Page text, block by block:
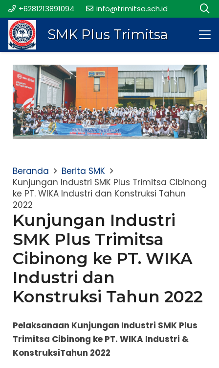
+6281213891094 info@trimitsa.sch.id
SMK Plus Trimitsa
Beranda
Berita SMK
Kunjungan Industri SMK Plus Trimitsa Cibinong
ke PT. WIKA Industri dan Konstruksi Tahun
2022
Kunjungan Industri
SMK Plus Trimitsa
Cibinong ke PT. WIKA
Industri dan
Konstruksi Tahun 2022
Pelaksanaan Kunjungan Industri SMK Plus
Trimitsa Cibinong ke PT. WIKA Industri &
KonstruksiTahun 2022